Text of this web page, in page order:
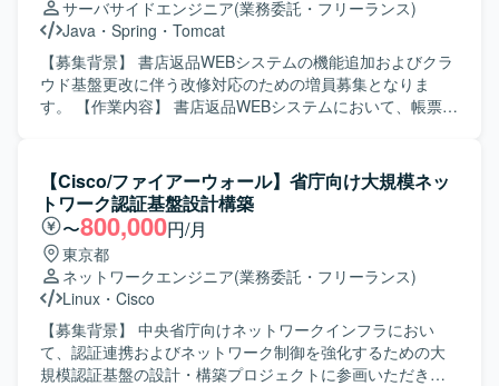
ら課題を抽出し、改善提案や技術的な検討を主体的に進め
ていただける方にマッチする環境です。 【ポジションの魅
力】 金融系システムにおける基盤更改プロジェクトに参画
いただくことで、大規模な基盤設計やジョブ管理設計の経
験を積むことができます。移行支援や保守フェーズまで関
心とした環境で、JP1によるジョブ管理やパッケージソフト
ウェアを組み合わせたシステム基盤構成となっておりま
す。
サーバサイドエンジニア(業務委託・フリーランス)
Java ・ Spring ・ Tomcat
【募集背景】 書店返品WEBシステムの機能追加およびクラ
ウド基盤更改に伴う改修対応のための増員募集となりま
す。 【作業内容】 書店返品WEBシステムにおいて、帳票出
ートへの分岐追加を中心とした軽微改修を行い、既存Java
／Springシステムの改修からテストまでを単独で遂行して
いただきます。案件Bではクラウド基盤切り替えに伴うPoC
後の改修およびテスト工程を担当し、併せて調査、解析、
トラブルシュート業務にも対応していただきます。 【求め
る人物像】 与えられたタスクを責任感を持ってやり遂げる
ことができる方を求めています。既存システムの仕様をキ
ャッチアップし、自ら調査しながら課題解決に取り組める
方です。チームメンバーやリーダーと連携しながら円滑に
コミュニケーションを取れる方です。 【ポジションの魅
【Cisco/ファイアーウォール】省庁向け大規模ネッ
トワーク認証基盤設計構築
〜800,000円/月
東京都
ネットワークエンジニア(業務委託・フリーランス)
Linux ・ Cisco
【募集背景】 中央省庁向けネットワークインフラにおい
て、認証連携およびネットワーク制御を強化するための大
規模認証基盤の設計・構築プロジェクトに参画いただきま